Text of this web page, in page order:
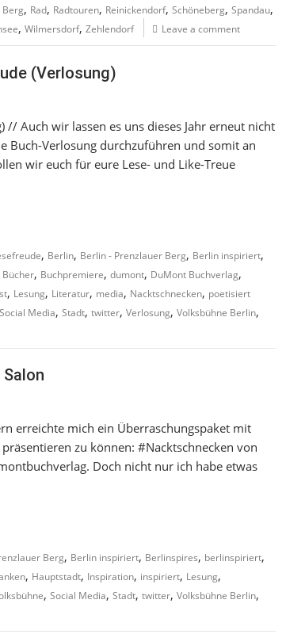
Berg, Rad, Radtouren, Reinickendorf, Schöneberg, Spandau,
, Wilmersdorf, Zehlendorf Leave a comment
(Verlosung)
Auch wir lassen es uns dieses Jahr erneut nicht
Buch-Verlosung durchzuführen und somit an
wir euch für eure Lese- und Like-Treue
, Berlin, Berlin - Prenzlauer Berg, Berlin inspiriert,
Bücher, Buchpremiere, dumont, DuMont Buchverlag,
, Lesung, Literatur, media, Nacktschnecken, poetisiert
Social Media, Stadt, twitter, Verlosung, Volksbühne Berlin,
erreichte mich ein Überraschungspaket mit
zu können: #Nacktschnecken von
Doch nicht nur ich habe etwas
Berg, Berlin inspiriert, Berlinspires, berlinspiriert,
, Hauptstadt, Inspiration, inspiriert, Lesung,
, Social Media, Stadt, twitter, Volksbühne Berlin,